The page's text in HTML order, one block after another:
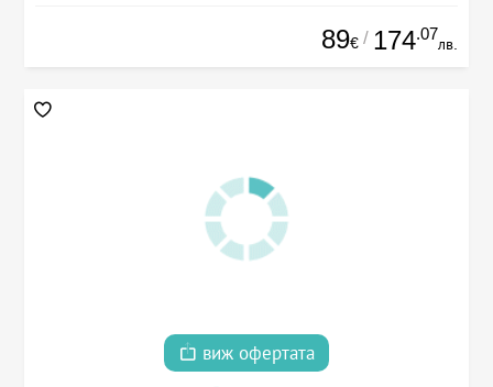
89€ / 174.07
лв.
виж офертата